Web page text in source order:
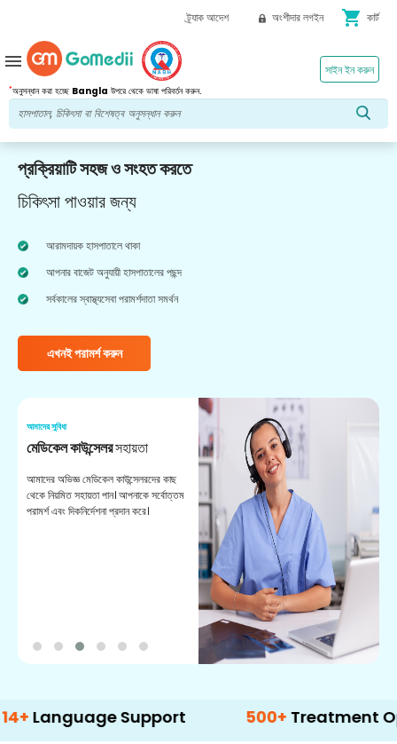
ট্র্যাক আদেশ অংশীদার লগইন shopping_cart কার্ট
*অনুসন্ধান করা হচ্ছে Bangla উপরে থেকে ভাষা পরিবর্তন করুন.
সাইন ইন করুন
menu
প্রক্রিয়াটি সহজ ও সংহত করতে
চিকিৎসা পাওয়ার জন্য
আরামদায়ক হাসপাতালে থাকা
আপনার বাজেট অনুযায়ী হাসপাতালের পছন্দ
সর্বকালের স্বাস্থ্যসেবা পরামর্শদাতা সমর্থন
এখনই পরামর্শ করুন
আমাদের সুবিধা
মেডিকেল কাউন্সেলরসহায়তা
আমাদের অভিজ্ঞ মেডিকেল কাউন্সেলরদের কাছ
থেকে নিয়মিত সহায়তা পান। আপনাকে সর্বোত্তম
পরামর্শ এবং দিকনির্দেশনা প্রদান করে।
Support 500+ Treatment Options